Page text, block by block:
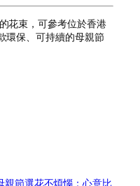
花束，可參考位於香港
環保、可持續的母親節
親節選花不煩惱：心意比